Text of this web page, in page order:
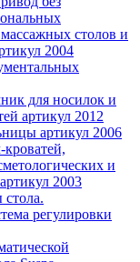
столов и
2004
для носилок и
артикул 2012
артикул 2006
и
2003
регулировки